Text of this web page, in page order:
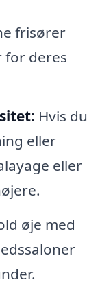
frisører
for deres
Hvis du
eller
eller
øje med